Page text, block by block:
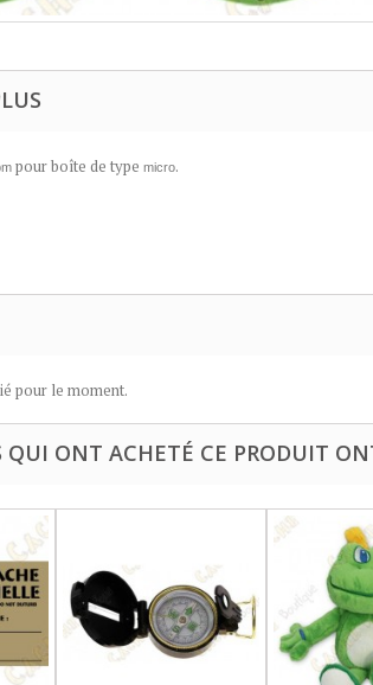
pour boîte de type micro.
pour le moment.
QUI ONT ACHETÉ CE PRODUIT